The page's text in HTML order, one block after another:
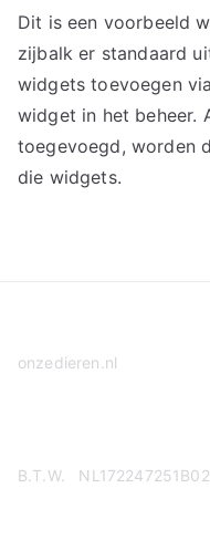
Dit is een voorbeeld
zijbalk er standaard
widgets toevoegen
widget in het beheer.
toegevoegd, worden
die widgets.
onzedieren.nl
B.T.W. NL172247251B02